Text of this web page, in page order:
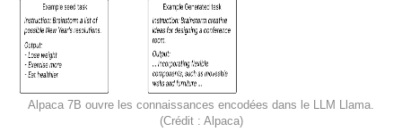
Alpaca 7B ouvre les connaissances encodées dans le LLM Llama.
(Crédit : Alpaca)